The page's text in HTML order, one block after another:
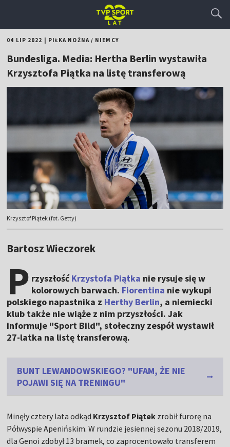
04 LIP 2022 PIŁKA NOŻNA/ NIEMCY
Bundesliga. Media: Hertha Berlin wystawiła
Krzysztofa Piątka na listę transferową
Krzysztof Piątek (fot. Getty)
Bartosz Wieczorek
P rzyszłośćKrzystofa Piątka nie rysuje się w
kolorowych barwach. Fiorentina nie wykupi
polskiego napastnika z Herthy Berlin, a niemiecki
klub także nie wiąże z nim przyszłości. Jak
informuje "Sport Bild", stołeczny zespół wystawił
27-latka na listę transferową.
BUNT LEWANDOWSKIEGO? "UFAM, ŻE NIE
POJAWI SIĘ NA TRENINGU"
Minęły cztery lata odkąd Krzysztof Piątek zrobił furorę na
Półwyspie Apenińskim. W rundzie jesiennej sezonu 2018/2019,
dla Genoi zdobył 13 bramek, co zaprocentowało transferem